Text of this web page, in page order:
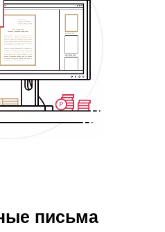
письма